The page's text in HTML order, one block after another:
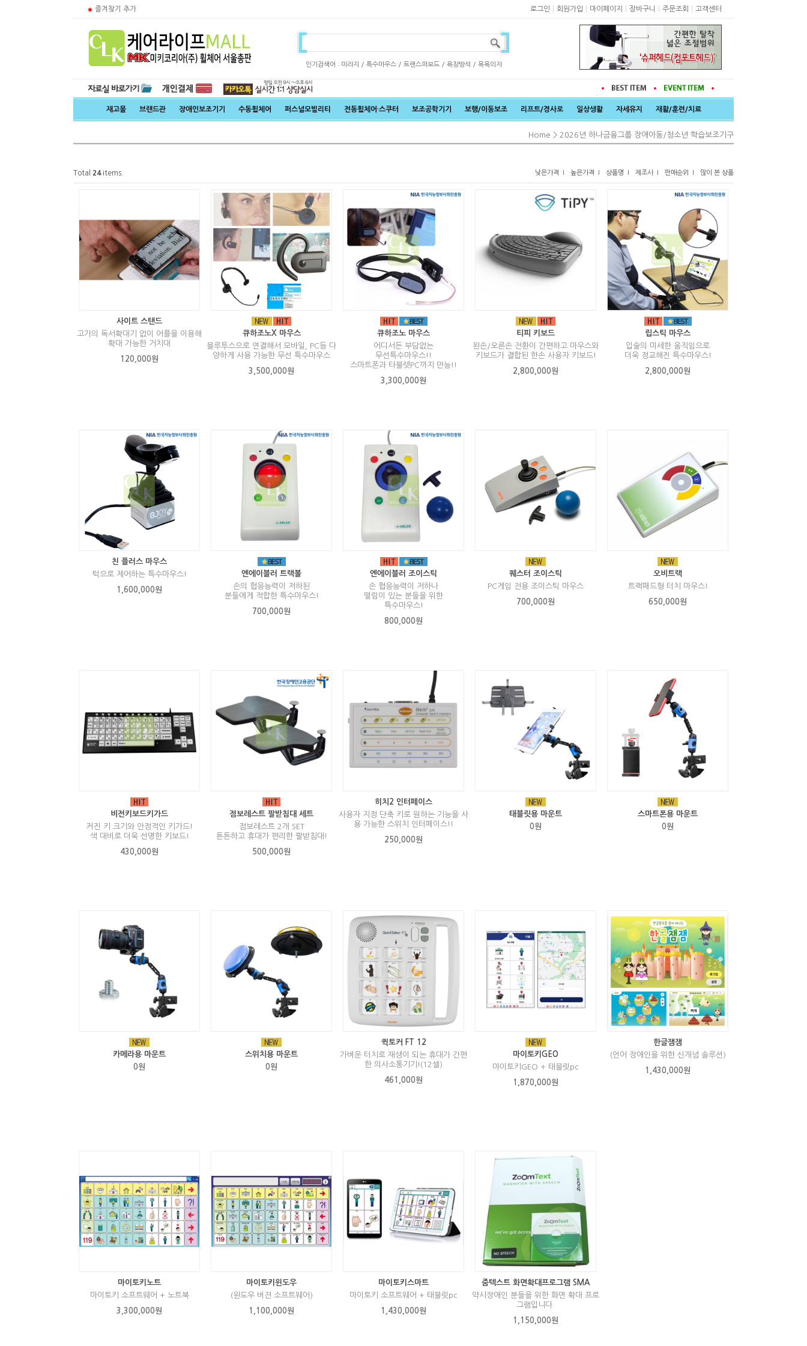
즐겨찾기 추가 로그인 회원가입 마이페이지 장바구니 주문조회 고객센터
인기검색어 : 미라지 / 특수마우스/ 트랜스퍼보드/ 욕창방석 / 목욕의자
재고몰 브랜드관 장애인보조기기 수동휠체어 퍼스널모빌리티 전동휠체어·스쿠터 보조공학기기 보행/이동보조 리프트/경사로 일상생활 자세유지 재활/훈련/치료
Home > 2026년 하나금융그룹 장애아동/청소년 학습보조기구
Total 24items. 낮은가격 I 높은가격 I 상품명 I 제조사 I 판매순위 I 많이 본 상품
사이트 스탠드
고가의 독서확대기 없이 어플을 이용해
확대 가능한 거치대
120,000원
큐하조노X 마우스
블루투스으로 연결해서 모바일, PC등 다
양하게 사용 가능한 무선 특수마우스
3,500,000원
큐하조노 마우스
어디서든 부담없는
무선특수마우스!!
스마트폰과 타블렛PC까지 만능!!
3,300,000원
티피 키보드
왼손/오른손 전환이 간편하고 마우스와
키보드가 결합된 한손 사용자 키보드!
2,800,000원
립스틱 마우스
입술의 미세한 움직임으로
더욱 정교해진 특수마우스!
2,800,000원
친 플러스 마우스
턱으로 제어하는 특수마우스!
1,600,000원
엔에이블러 트랙볼
손의 협응능력이 저하된
분들에게 적합한 특수마우스!
700,000원
엔에이블러 조이스틱
손 협응능력이 저하나
떨림이 있는 분들을 위한
특수마우스!
800,000원
퀘스터 조이스틱
PC게임 전용 조이스틱 마우스
700,000원
오비트랙
트랙패드형 터치 마우스!
650,000원
비전키보드키가드
커진 키 크기와 안정적인 키가드!
색 대비로 더욱 선명한 키보드!
430,000원
점보레스트 팔받침대 세트
점보레스트 2개 SET
튼튼하고 휴대가 편리한 팔받침대!
500,000원
히치2 인터페이스
사용자 지정 단축 키로 원하는 기능을 사
용 가능한 스위치 인터페이스!!
250,000원
태블릿용 마운트
0원
스마트폰용 마운트
0원
카메라용 마운트
0원
스위치용 마운트
0원
퀵토커 FT 12
가벼운 터치로 재생이 되는 휴대가 간편
한 의사소통기기!(12셀)
461,000원
마이토키GEO
마이토키GEO + 태블릿pc
1,870,000원
한글잼잼
(언어 장애인을 위한 신개념 솔루션)
1,430,000원
마이토키노트
마이토키 소프트웨어 + 노트북
3,300,000원
마이토키윈도우
(윈도우 버젼 소프트웨어)
1,100,000원
마이토키스마트
마이토키 소프트웨어 + 태블릿pc
1,430,000원
줌텍스트 화면확대프로그램 SMA
약시장애인 분들을 위한 화면 확대 프로
그램입니다.
1,150,000원